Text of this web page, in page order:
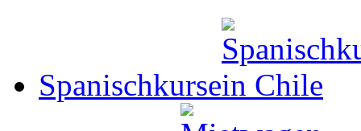
Spanischkurse